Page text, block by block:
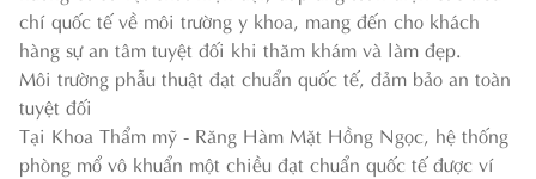
chí quốc tế về môi trường y khoa, mang đến cho khách
hàng sự an tâm tuyệt đối khi thăm khám và làm đẹp.
Môi trường phẫu thuật đạt chuẩn quốc tế, đảm bảo an toàn
tuyệt đối
Tại Khoa Thẩm mỹ - Răng Hàm Mặt Hồng Ngọc, hệ thống
phòng mổ vô khuẩn một chiều đạt chuẩn quốc tế được ví